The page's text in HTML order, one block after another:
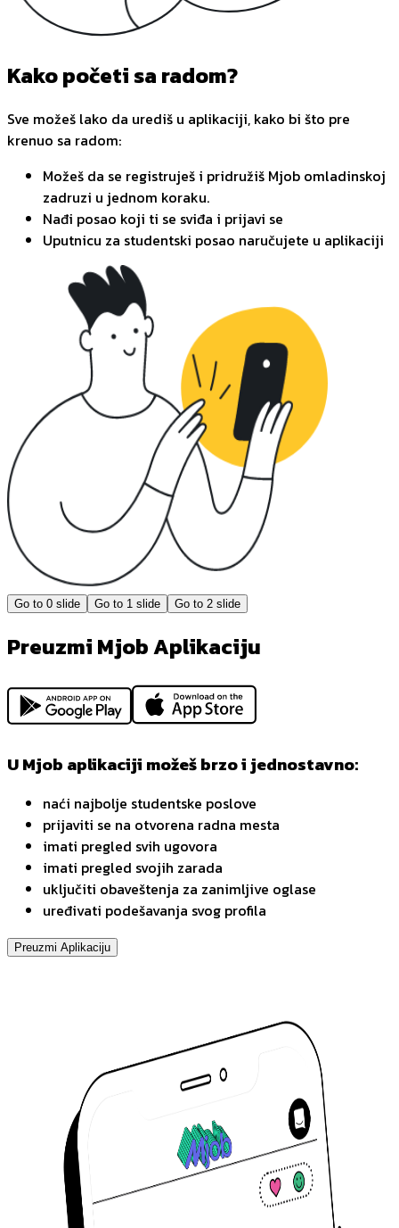
Kako početi sa radom?
Sve možeš lako da urediš u aplikaciji, kako bi što pre
krenuo sa radom:
Možeš da se registruješ i pridružiš Mjob omladinskoj
zadruzi u jednom koraku.
Nađi posao koji ti se sviđa i prijavi se
Uputnicu za studentski posao naručujete u aplikaciji
Go to 0 slide Go to 1 slide Go to 2 slide
Preuzmi Mjob Aplikaciju
U Mjob aplikaciji možeš brzo i jednostavno:
naći najbolje studentske poslove
prijaviti se na otvorena radna mesta
imati pregled svih ugovora
imati pregled svojih zarada
uključiti obaveštenja za zanimljive oglase
uređivati podešavanja svog profila
Preuzmi Aplikaciju